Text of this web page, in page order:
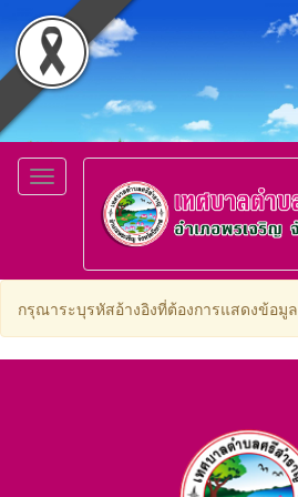
Toggle
navigation
กรุณาระบุรหัสอ้างอิงที่ต้องการแสดงข้อมูล